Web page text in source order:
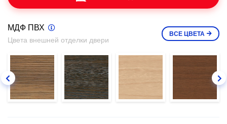
МДФ ПВХ
Цвета внешней отделки двери
ВСЕ ЦВЕТА